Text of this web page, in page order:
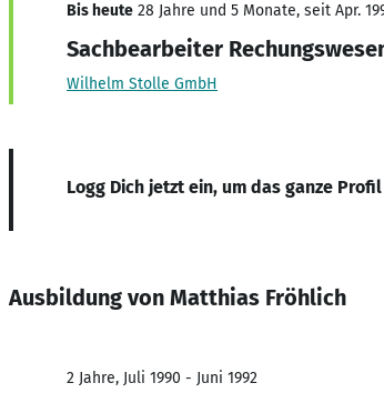
Bis heute 28 Jahre und 5 Monate, seit Apr.
Sachbearbeiter
Wilhelm Stolle GmbH
Logg Dich jetzt ein, um das ganze
Ausbildung von Matthias Fröhlich
2 Jahre, Juli 1990 - Juni 1992